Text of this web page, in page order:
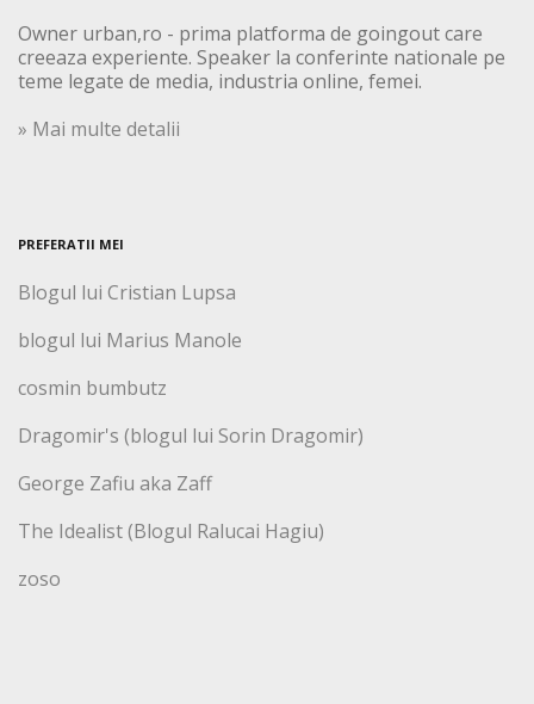
Owner urban,ro - prima platforma de goingout care
creeaza experiente. Speaker la conferinte nationale pe
teme legate de media, industria online, femei.
» Mai multe detalii
PREFERATII MEI
Blogul lui Cristian Lupsa
blogul lui Marius Manole
cosmin bumbutz
Dragomir's (blogul lui Sorin Dragomir)
George Zafiu aka Zaff
The Idealist (Blogul Ralucai Hagiu)
zoso